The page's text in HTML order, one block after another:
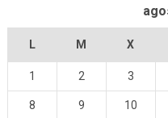
L M X
1 2 3
8 9 10